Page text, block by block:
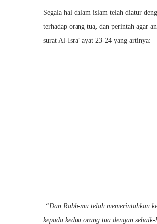
Segala hal dalam islam telah diatur
terhadap orang tua, dan perintah agar
surat Al-Isra’ ayat 23-24 yang artinya:
“Dan Rabb-mu telah memerintahkan
kepada kedua orang tua dengan